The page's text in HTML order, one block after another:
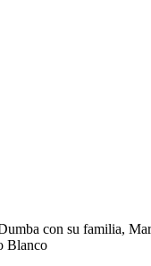
con su familia,
Blanco